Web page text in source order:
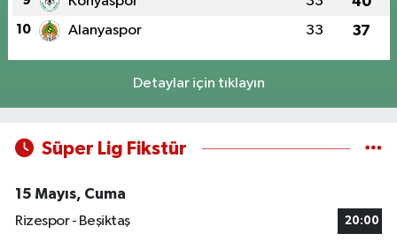
10 Alanyaspor 33 37
Detaylar için tıklayın
Süper Lig Fikstür
15 Mayıs, Cuma
Rizespor - Beşiktaş
20:00